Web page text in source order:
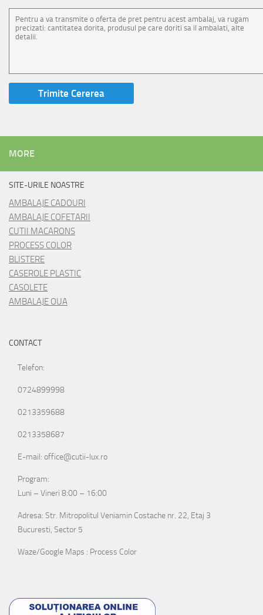
MORE
SITE-URILE NOASTRE
AMBALAJE CADOURI
AMBALAJE COFETARII
CUTII MACARONS
PROCESS COLOR
BLISTERE
CASEROLE PLASTIC
CASOLETE
AMBALAJE OUA
CONTACT
Telefon:
0724899998
0213359688
0213358687
E-mail: office@cutii-lux.ro
Program:
Luni – Vineri 8:00 – 16:00
Adresa: Str. Mitropolitul Veniamin Costache nr. 22, Etaj 3
Bucuresti, Sector 5
Waze/Google Maps : Process Color